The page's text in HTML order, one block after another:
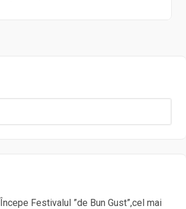
Începe Festivalul ”de Bun Gust”,cel mai